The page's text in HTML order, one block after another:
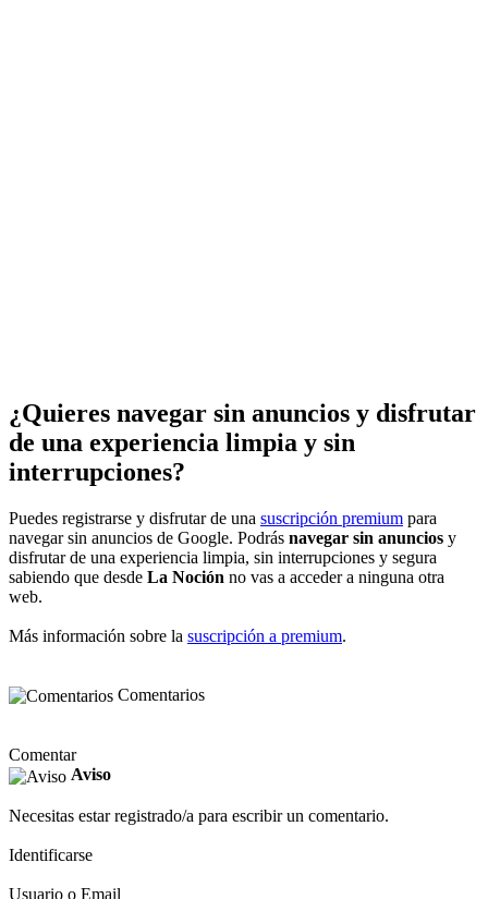
¿Quieres navegar sin anuncios y disfrutar
de una experiencia limpia y sin
interrupciones?
Puedes registrarse y disfrutar de una suscripción premium para
navegar sin anuncios de Google. Podrás navegar sin anuncios y
disfrutar de una experiencia limpia, sin interrupciones y segura
sabiendo que desde La Noción no vas a acceder a ninguna otra
web.
Más información sobre la suscripción a premium.
Comentarios
Comentar
Aviso
Necesitas estar registrado/a para escribir un comentario.
Identificarse
Usuario o Email